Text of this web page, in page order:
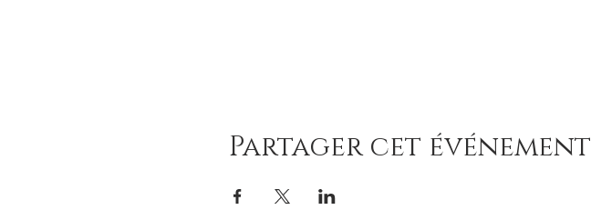
Partager cet événement